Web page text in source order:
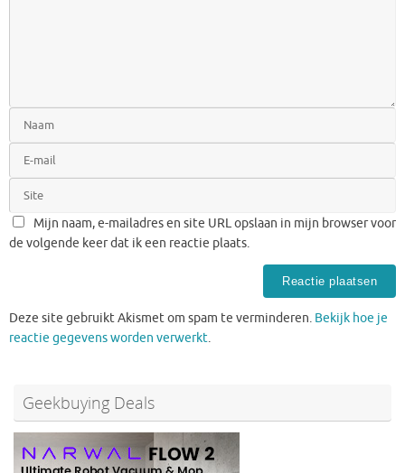
Mijn naam, e-mailadres en site URL opslaan in mijn browser voor
de volgende keer dat ik een reactie plaats.
Deze site gebruikt Akismet om spam te verminderen. Bekijk hoe je
reactie gegevens worden verwerkt.
Geekbuying Deals